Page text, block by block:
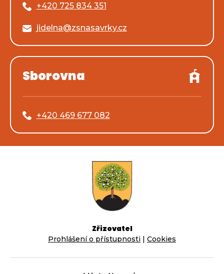
+420 725 834 351
jidelna@zsnasavrky.cz
Sborovna
+420 469 677 082
Zřizovatel
Prohlášení o přístupnosti Cookies